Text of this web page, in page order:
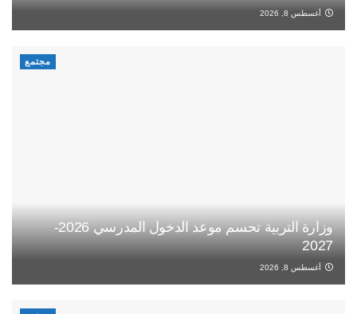
أغسطس 8, 2026
مجتمع
وزارة التربية تحسم موعد الدخول المدرسي 2026-
2027
أغسطس 8, 2026